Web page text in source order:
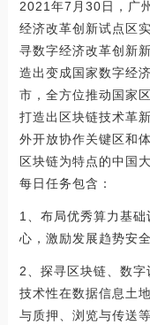
2021年7月30日，广
经济改革创新试点区
寻数字经济改革创新
造出变成国家数字经
市，全方位推动国家
打造出区块链技术革
外开放协作关键区和
区块链为特点的中国
每日任务包含：
1、布局优秀算力基
心，激励发展趋势安
2、探寻区块链、数
技术性在数据信息土
与质押、浏览与传送